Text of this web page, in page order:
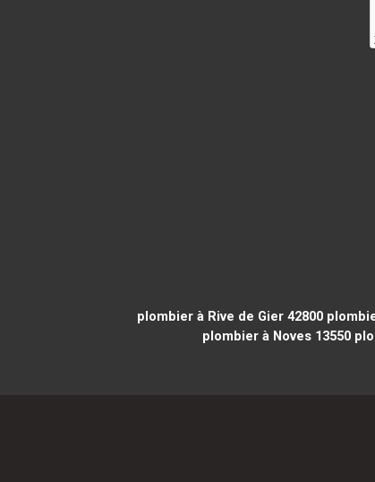
plombier à Rive de Gier 42800
plombier à Noves 13550